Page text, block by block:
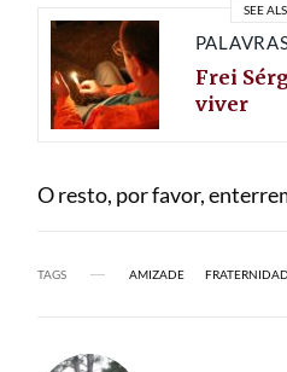
SEE
Frei
viver
O resto, por favor,
TAGS AMIZADE